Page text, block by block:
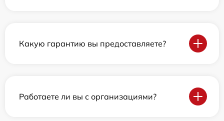
Какую гарантию вы предоставляете?
Работаете ли вы с организациями?